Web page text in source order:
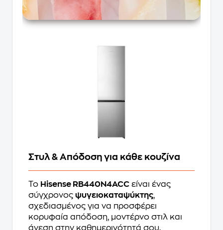
Στυλ & Απόδοση για κάθε κουζίνα
Το Hisense RB440N4ACC είναι ένας
σύγχρονος ψυγειοκαταψύκτης,
σχεδιασμένος για να προσφέρει
κορυφαία απόδοση, μοντέρνο στιλ και
άνεση στην καθημερινότητά σου.